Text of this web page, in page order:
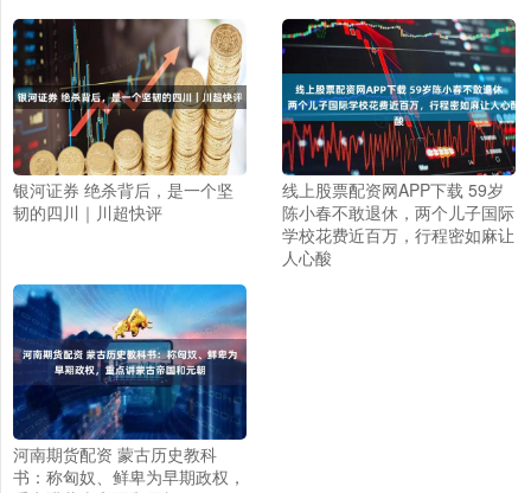
银河证券 绝杀背后，是一个坚
韧的四川｜川超快评
线上股票配资网APP下载 59岁
陈小春不敢退休，两个儿子国际
学校花费近百万，行程密如麻让
人心酸
河南期货配资 蒙古历史教科
书：称匈奴、鲜卑为早期政权，